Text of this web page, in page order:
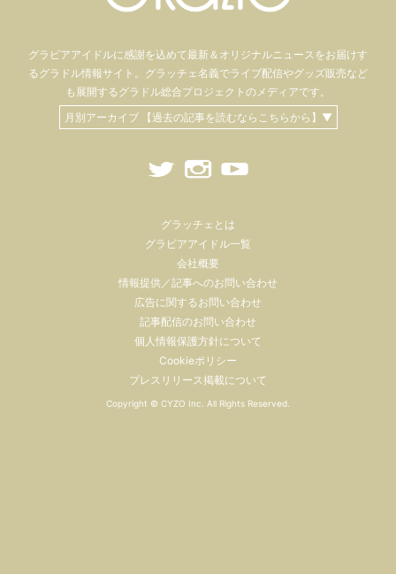
グラビアアイドルに感謝を込めて最新＆オリジナルニュースをお届けす
るグラドル情報サイト。 グラッチェ名義でライブ配信やグッズ販売など
も 展開するグラドル総合プロジェクトのメディアです。
月別アーカイブ 【過去の記事を読むならこちらから】▼
グラッチェとは
グラビアアイドル一覧
会社概要
情報提供／記事へのお問い合わせ
広告に関するお問い合わせ
記事配信のお問い合わせ
個人情報保護方針について
Cookieポリシー
プレスリリース掲載について
Copyright © CYZO Inc. All Rights Reserved.